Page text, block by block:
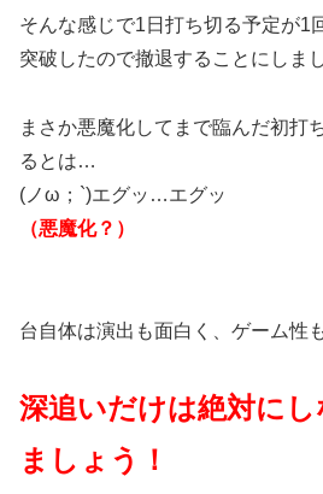
そんな感じで1日打ち切る予定が1
突破したので撤退することにしま
まさか悪魔化してまで臨んだ初打
るとは…
(ノω；`)エグッ…エグッ
（悪魔化？）
台自体は演出も面白く、ゲーム性
深追いだけは絶対に
ましょう！